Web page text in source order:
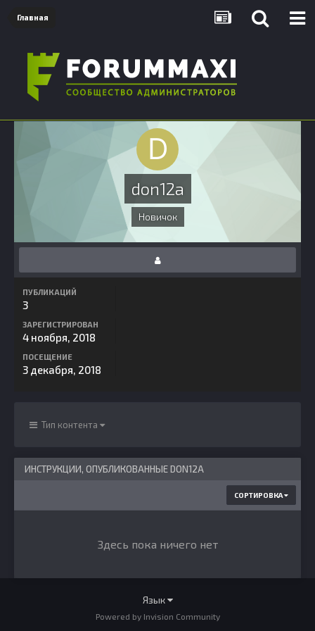
Главная
don12a
Новичок
ПУБЛИКАЦИЙ
3
ЗАРЕГИСТРИРОВАН
4 ноября, 2018
ПОСЕЩЕНИЕ
3 декабря, 2018
Тип контента
ИНСТРУКЦИИ, ОПУБЛИКОВАННЫЕ DON12A
СОРТИРОВКА
Здесь пока ничего нет
Язык
Powered by Invision Community